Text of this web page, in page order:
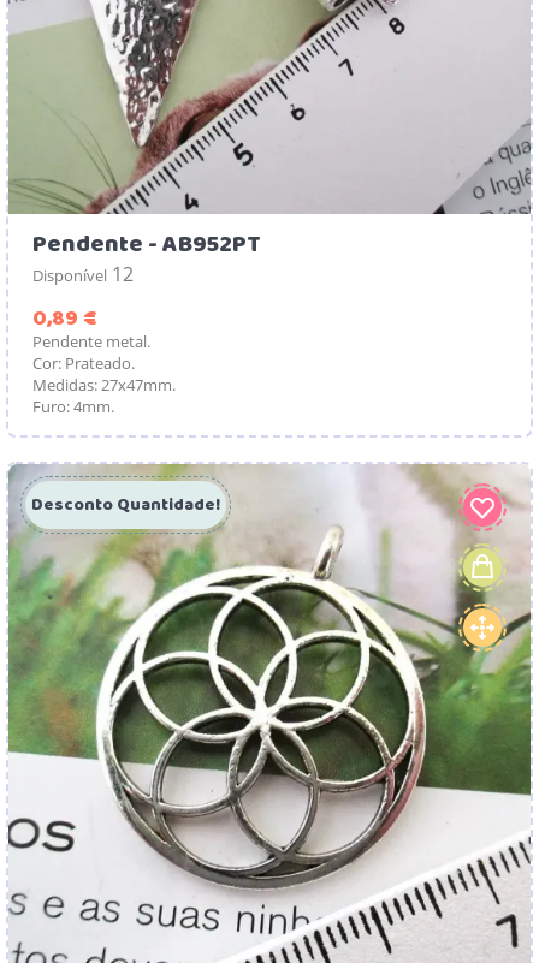
Pendente - AB952PT
Disponível 12
0,89 €
Pendente metal.
Cor: Prateado.
Medidas: 27x47mm.
Furo: 4mm.
Desconto Quantidade!